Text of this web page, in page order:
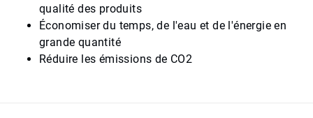
qualité des produits
Économiser du temps, de l'eau et de l'énergie en
grande quantité
Réduire les émissions de CO2